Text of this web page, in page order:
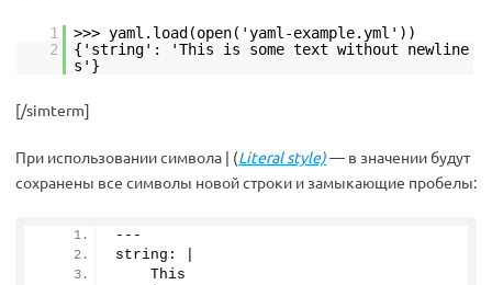
1
>>> yaml.load(open('yaml-example.yml'))
2
{'string': 'This is some text without newline
s'}
[/simterm]
При использовании символа | (Literal style)— в значении будут
сохранены все символы новой строки и замыкающие пробелы:
---
string: |
    This